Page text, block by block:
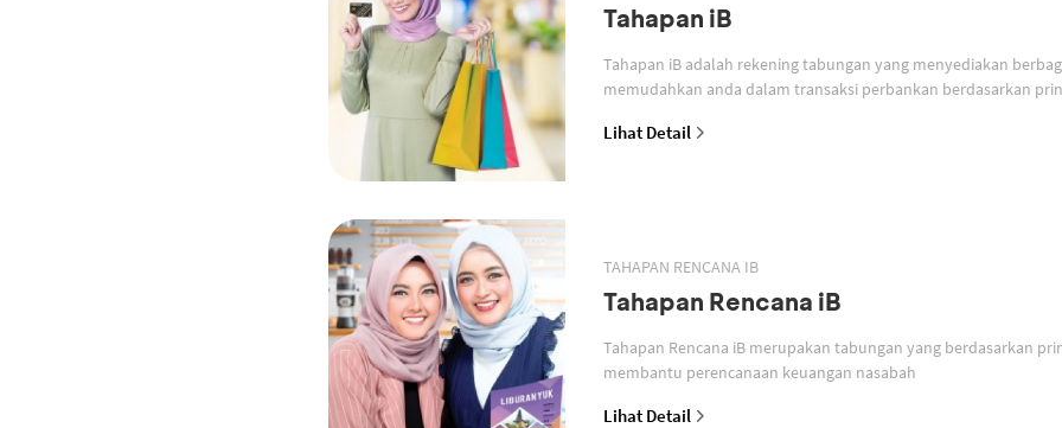
Tahapan iB
Tahapan iB adalah rekening tabungan yang menyediakan
memudahkan anda dalam transaksi perbankan berdasarkan
Lihat Detail
TAHAPAN RENCANA IB
Tahapan Rencana iB
Tahapan Rencana iB merupakan tabungan yang berdasarkan
membantu perencanaan keuangan nasabah
Lihat Detail